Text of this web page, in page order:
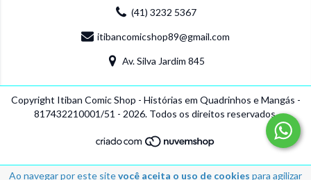
Ao navegar por este sitevocê aceita o uso de cookies para agilizar
(41) 3232 5367
itibancomicshop89@gmail.com
Av. Silva Jardim 845
Copyright Itiban Comic Shop - Histórias em Quadrinhos e Mangás -
817432210001/51 - 2026. Todos os direitos reservados.